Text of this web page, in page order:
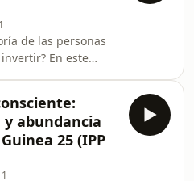
cripto
real y por qué la
que cualquier
de las personas
En este
cómo invertir
evitar errores
una estrategia
de
inflación, fondos
y abundancia
25 (IPP